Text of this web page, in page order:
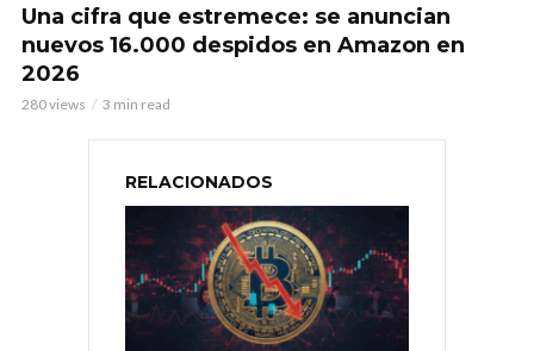
Una cifra que estremece: se anuncian
nuevos 16.000 despidos en Amazon en
2026
280 views 3 min read
RELACIONADOS